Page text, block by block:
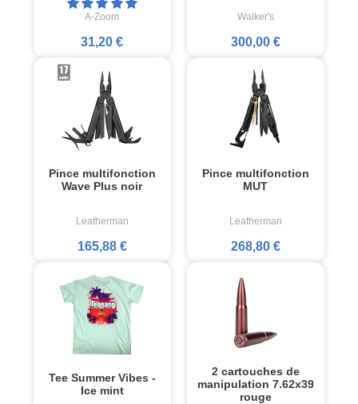
A-Zoom
31,20 €
Walker's
300,00 €
Pince multifonction
Wave Plus noir
Leatherman
165,88 €
Pince multifonction
MUT
Leatherman
268,80 €
Tee Summer Vibes -
Ice mint
2 cartouches de
manipulation 7.62x39
rouge